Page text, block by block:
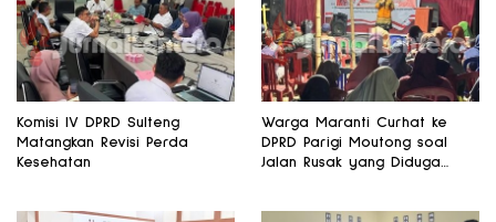
Komisi IV DPRD Sulteng
Matangkan Revisi Perda
Kesehatan
Warga Maranti Curhat ke
DPRD Parigi Moutong soal
Jalan Rusak yang Diduga